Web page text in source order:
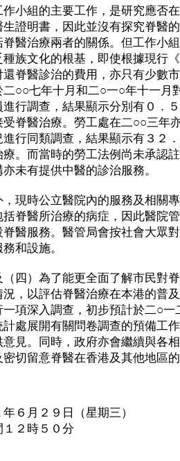
作小組的主要工作，是研究應否
生證明書，因此並沒有探究脊醫
脊醫治療兩者的關係。但工作小
種族文化的根基，即使根據現行
還脊醫診治的費用，亦只有少數
二○○七年十月和二○一○年十一月
進行調查，結果顯示分別有０．
受脊醫治療。勞工處在二○○三年
進行同類調查，結果顯示有３２
療。而當時的勞工法例尚未承認
未有提供中醫的診治服務。
時公立醫院內的服務及相關專
括脊醫所治療的病症，因此醫院
脊醫服務。醫管局會按社會大眾
和設施。
（四）為了能更全面了解市民對
況，以評估脊醫治療在本港的普
一項深入調查，初步預計於二○
計處展開有關問卷調查的預備工
意見。同時，政府亦會繼續與各
密切留意脊醫在香港及其他地區
年６月２９日（星期三）
１２時５０分